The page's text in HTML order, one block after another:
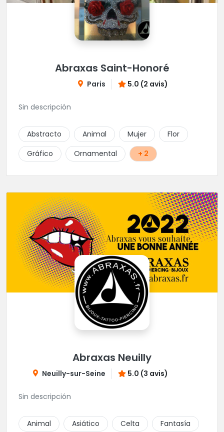
Abraxas Saint-Honoré
Paris 5.0 (2 avis)
Sin descripción
Abstracto Animal Mujer
Flor
Gráfico
Ornamental + 2
Abraxas Neuilly
Neuilly-sur-Seine 5.0 (3 avis)
Sin descripción
Animal Asiático Celta
Fantasía